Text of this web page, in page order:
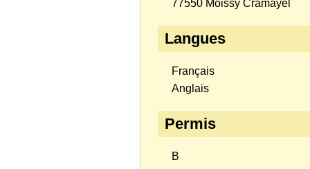
77550 Moissy Cramayel
Langues
Français
Anglais
Permis
B